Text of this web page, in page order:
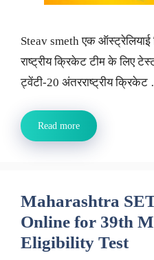
Steav smeth एक
राष्ट्रीय क्रिकेट टीम के लिए
ट्वेंटी-20 अंतरराष्ट्रीय
Read more
Maharashtra
Online for 39th
Eligibility Test